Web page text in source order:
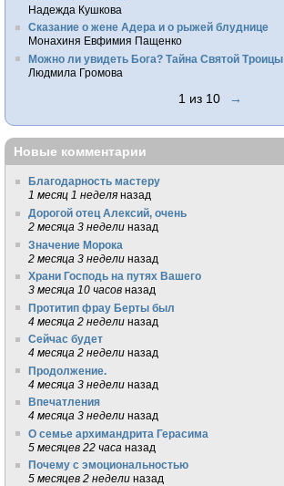
Надежда Кушкова
Сказание о жене Адера и о рыжей блуднице
Монахиня Евфимия Пащенко
Можно ли увидеть Бога? Тайна Святой Троицы
Людмила Громова
1 из 10 →
Новые комментарии
Благодарность мастеру
1 месяц 1 неделя назад
Дорогой отец Алексий, очень
2 месяца 3 недели назад
Значение Морока
2 месяца 3 недели назад
Храни Господь на путях Вашего
3 месяца 10 часов назад
Протитип фрау Берты был
4 месяца 2 недели назад
Сейчас будет
4 месяца 2 недели назад
Продолжение.
4 месяца 3 недели назад
Впечатления
4 месяца 3 недели назад
О семье архимандрита Герасима
5 месяцев 22 часа назад
Почему с эмоциональностью
5 месяцев 2 недели назад